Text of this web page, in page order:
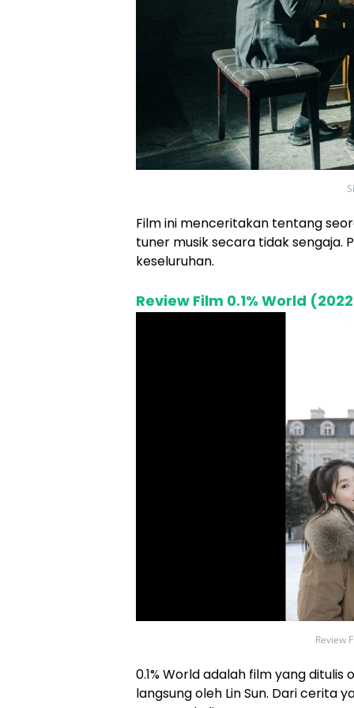
Film ini menceritakan tentang
tuner musik secara tidak sengaja.
keseluruhan.
Review Film 0.1% World
Review
0.1% World adalah film yang
langsung oleh Lin Sun. Dari cerita